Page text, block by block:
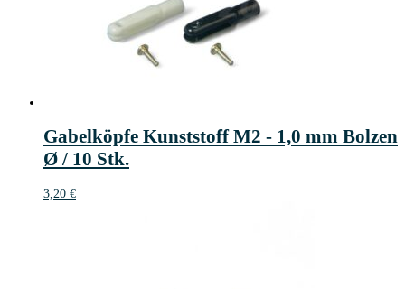
Gabelköpfe Kunststoff M2 - 1,0 mm Bolzen
Ø / 10 Stk.
3,20 €